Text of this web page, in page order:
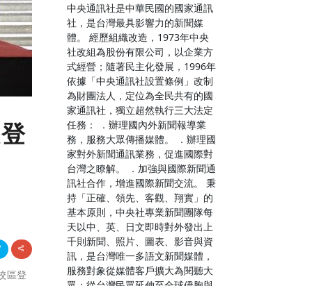
區登
中央通訊社是中華民國的國家通訊
社，是台灣最具影響力的新聞媒
體。 經歷組織改造，1973年中央
社改組為股份有限公司，以企業方
式經營；隨著民主化發展，1996年
依據「中央通訊社設置條例」改制
為財團法人，定位為全民共有的國
家通訊社，獨立超然執行三大法定
任務： ．辦理國內外新聞報導業
務，服務大眾傳播媒體。 ．辦理國
家對外新聞通訊業務，促進國際對
台灣之瞭解。 ．加強與國際新聞通
訊社合作，增進國際新聞交流。 秉
持「正確、領先、客觀、翔實」的
基本原則，中央社專業新聞團隊每
天以中、英、日文即時對外發出上
千則新聞、照片、圖表、影音與資
訊，是台灣唯一多語文新聞媒體，
服務對象從媒體客戶擴大為閱聽大